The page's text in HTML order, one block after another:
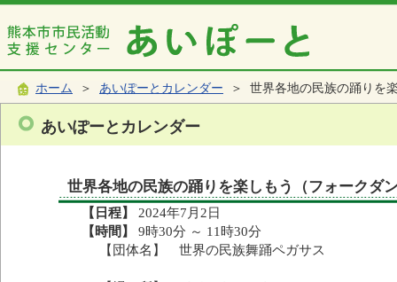
ホーム ＞ あいぽーとカレンダー ＞ 世界各地の民族の踊りを
あいぽーとカレンダー
世界各地の民族の踊りを楽しもう（フォークダ
【日程】
2024年7月2日
【時間】
9時30分 ～ 11時30分
【団体名】 世界の民族舞踊ペガサス